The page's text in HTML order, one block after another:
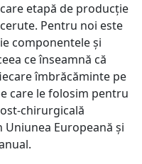
etapă de producție
Pentru noi este
componentele și
ce înseamnă că
îmbrăcăminte pe
care le folosim pentru
chirurgicală
Uniunea Europeană și